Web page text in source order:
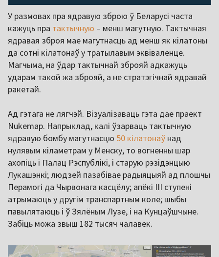
У размовах пра ядравую зброю ў Беларусі часта
кажуць пра тактычную – менш магутную. Тактычная
ядравая зброя мае магутнасць ад менш як кілатоны
да сотні кілатонаў у тратылавым эквіваленце.
Магчыма, на ўдар тактычнай зброяй адкажуць
ударам такой жа зброяй, а не стратэгічнай ядравай
ракетай.
Ад гэтага не лягчэй. Візуалізаваць гэта дае праект
Nukemap. Напрыклад, калі ўзарваць тактычную
ядравую бомбу магутнасцю 50 кілатонаў над
нулявым кіламетрам у Менску, то вогненны шар
ахопіць і Палац Рэспублікі, і старую рэзідэнцыю
Лукашэнкі; людзей пазабівае радыяцыяй ад плошчы
Перамогі да Чырвонага касцёлу; апёкі ІІІ ступені
атрымаюць у другім транспартным коле; шыбы
павылятаюць і ў Зялёным Лузе, і на Кунцаўшчыне.
Забіць можа звыш 182 тысяч чалавек.